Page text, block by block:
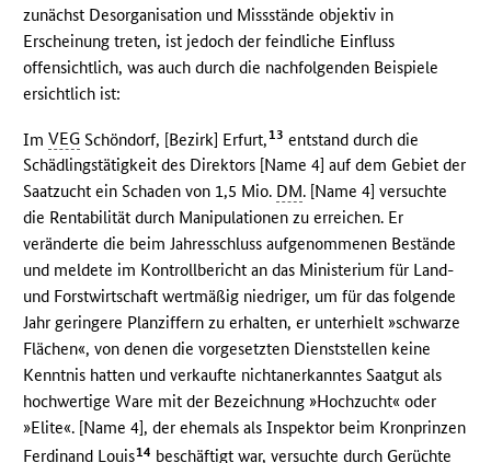
zunächst Desorganisation und Missstände objektiv in
Erscheinung treten, ist jedoch der feindliche Einfluss
offensichtlich, was auch durch die nachfolgenden Beispiele
ersichtlich ist:
ImVEG Schöndorf, [Bezirk] Erfurt,13 entstand durch die
Schädlingstätigkeit des Direktors [Name 4] auf dem Gebiet der
Saatzucht ein Schaden von 1,5 Mio. DM. [Name 4] versuchte
die Rentabilität durch Manipulationen zu erreichen. Er
veränderte die beim Jahresschluss aufgenommenen Bestände
und meldete im Kontrollbericht an das Ministerium für Land-
und Forstwirtschaft wertmäßig niedriger, um für das folgende
Jahr geringere Planziffern zu erhalten, er unterhielt »schwarze
Flächen«, von denen die vorgesetzten Dienststellen keine
Kenntnis hatten und verkaufte nichtanerkanntes Saatgut als
hochwertige Ware mit der Bezeichnung »Hochzucht« oder
»Elite«. [Name 4], der ehemals als Inspektor beim Kronprinzen
Ferdinand Louis14 beschäftigt war, versuchte durch Gerüchte